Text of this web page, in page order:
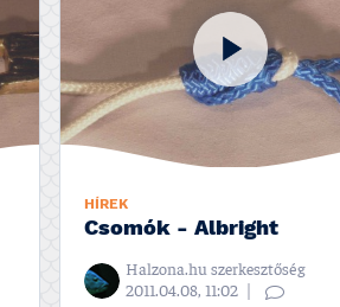
HÍREK
Csomók - Albright
Halzona.hu szerkesztőség
2011.04.08, 11:02